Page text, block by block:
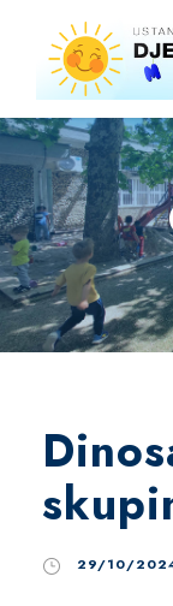
29/10/